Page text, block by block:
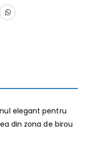
elegant pentru
din zona de birou